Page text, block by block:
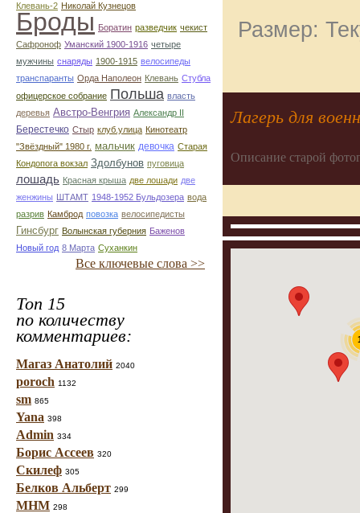
Клевань-2 Николай Кузнецов
Броды Боратин разведчик чекист
Сафроноф Уманский 1900-1916 четыре
мужчины снаряды 1900-1915 велосипеды
транспаранты Орда Наполеон Клевань Стубла
офицерское собрание Польша власть
деревья Австро-Венгрия Александр ІІ
Берестечко Стыр клуб.улица Кинотеатр
"Звёздный" 1980 г. мальчик девочка Старая
Кондопога вокзал Здолбунов пуговица
лошадь Красная крыша две лошади две
женжины ШТАМТ 1948-1952 Бульдозера вода
разрив Камброд повозка велосипедисты
Гинсбург Волынская губерния Баженов
Новый год 8 Марта Суханкин
Все ключевые слова >>
Топ 15
по количеству
комментариев:
Магаз Анатолий 2040
poroch 1132
sm 865
Yana 398
Admin 334
Борис Ассеев 320
Скилеф 305
Белков Альберт 299
МНМ 298
Размер:
Лагерь для
Описание старой